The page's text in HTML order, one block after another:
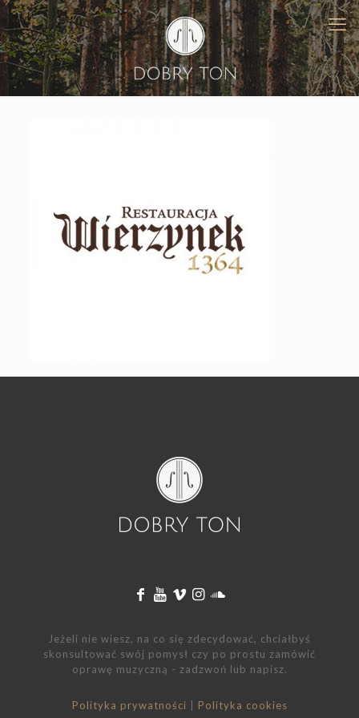
Jeżeli nie wiesz, na co się zdecydować, chciałbyś
skonsultować swój pomysł czy po prostu zamówić
oprawę muzyczną - zadzwoń lub napisz.
Polityka prywatności Polityka cookies